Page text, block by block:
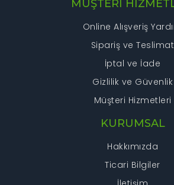
MÜŞTERİ
Online Alışveriş
Sipariş ve Teslimat
İptal ve İade
Gizlilik ve Güvenlik
Müşteri Hizmetleri
KURUMSAL
Hakkımızda
Ticari Bilgiler